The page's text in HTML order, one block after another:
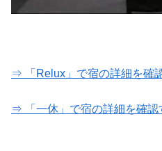
⇒ 「Relux」で宿の詳細を確
⇒ 「一休」で宿の詳細を確認